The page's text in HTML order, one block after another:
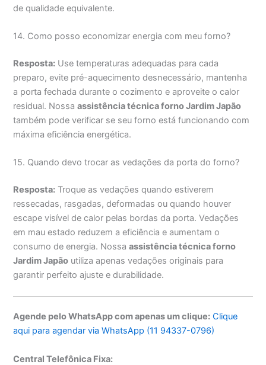
de qualidade equivalente.
14. Como posso economizar energia com meu forno?
Resposta: Use temperaturas adequadas para cada
preparo, evite pré-aquecimento desnecessário, mantenha
a porta fechada durante o cozimento e aproveite o calor
residual. Nossaassistência técnica forno Jardim Japão
também pode verificar se seu forno está funcionando com
máxima eficiência energética.
15. Quando devo trocar as vedações da porta do forno?
Resposta: Troque as vedações quando estiverem
ressecadas, rasgadas, deformadas ou quando houver
escape visível de calor pelas bordas da porta. Vedações
em mau estado reduzem a eficiência e aumentam o
consumo de energia. Nossaassistência técnica forno
Jardim Japão utiliza apenas vedações originais para
garantir perfeito ajuste e durabilidade.
Agende pelo WhatsApp com apenas um clique: Clique
aqui para agendar via WhatsApp (11 94337-0796)
Central Telefônica Fixa: